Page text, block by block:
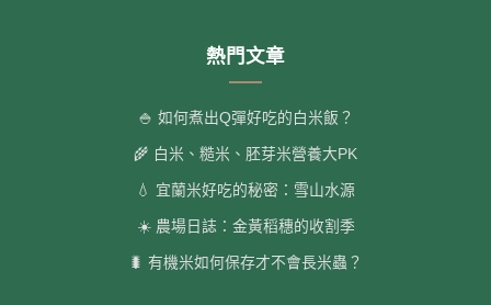
熱門文章
🍚 如何煮出Q彈好吃的白米飯？
🌾 白米、糙米、胚芽米營養大PK
💧 宜蘭米好吃的秘密：雪山水源
☀️ 農場日誌：金黃稻穗的收割季
🐛 有機米如何保存才不會長米蟲？